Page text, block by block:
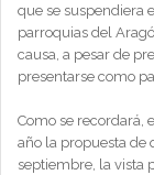
que se suspendiera
parroquias del
causa, a pesar de
presentarse como
Como se recordará,
año la propuesta de
septiembre, la vista